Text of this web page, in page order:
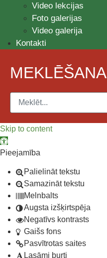
Video lekcijas
Foto galerijas
Video galerija
Kontakti
MEKLĒŠANA
Skip to content
Open toolbar
Pieejamība
Palielināt tekstu
Samazināt tekstu
Melnbalts
Augsta izšķirtspēja
Negatīvs kontrasts
Gaišs fons
Pasvītrotas saites
Lasāmi burti